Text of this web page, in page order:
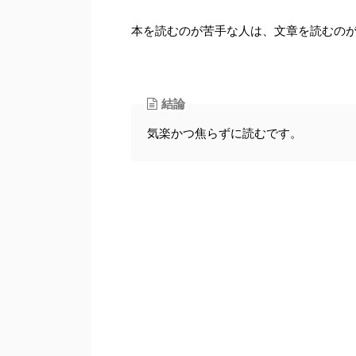
本を読むのが苦手な人は、文章を読むの
結論
気楽かつ焦らずに読むです。